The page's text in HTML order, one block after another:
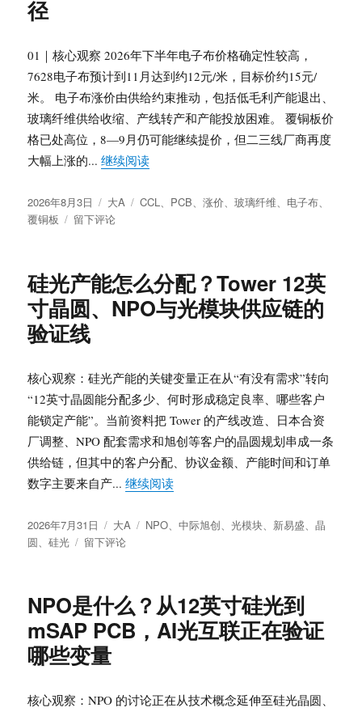
长
协、
DRAM
结
构
涨
价、
NAND
售
与
博
弈
径
01｜核心观察 2026年下半年电子布价格确定性较高，
7628电子布预计到11月达到约12元/米，目标价约15元/
米。 电子布涨价由供给约束推动，包括低毛利产能退出、
玻璃纤维供给收缩、产线转产和产能投放困难。 覆铜板价
格已处高位，8—9月仍可能继续提价，但二三线厂商再度
大幅上涨的...继续阅读“PCB上游再涨价：电子布、覆铜板与
发
布
2026年8月3日
分
类
大A
标
CCL、 PCB、涨价、玻璃纤维、 电子布、
覆铜板
于
游
再
涨
价：
电
布、
覆
铜
板
与
下
游
传
的
2026
半
年
路
径
留下评论
硅光产能怎么分配？Tower 12英
寸晶圆、NPO与光模块供应链的
验证线
核心观察：硅光产能的关键变量正在从“有没有需求”转向
“12英寸晶圆能分配多少、何时形成稳定良率、哪些客户
能锁定产能”。当前资料把 Tower 的产线改造、日本合资
厂调整、NPO 配套需求和旭创等客户的晶圆规划串成一条
供给链，但其中的客户分配、协议金额、产能时间和订单
数字主要来自产...继续阅读“硅光产能怎么分配？Tower 12英
发
布
2026年7月31日
分
类
大A
标
NPO 、中际旭创 、光模块 新易盛 、晶
圆 、硅光
于
能
怎
么
分
Tower
留下评论
NPO是什么？从12英寸硅光到
mSAP PCB，AI光互联正在验证
哪些变量
核心观察：NPO 的讨论正在从技术概念延伸至硅光晶圆、